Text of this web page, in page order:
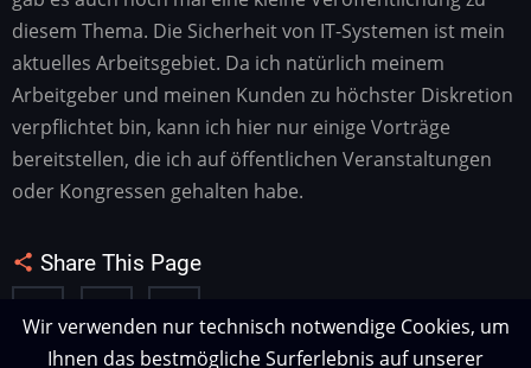
diesem Thema. Die Sicherheit von IT-Systemen ist mein
aktuelles Arbeitsgebiet. Da ich natürlich meinem
Arbeitgeber und meinen Kunden zu höchster Diskretion
verpflichtet bin, kann ich hier nur einige Vorträge
bereitstellen, die ich auf öffentlichen Veranstaltungen
oder Kongressen gehalten habe.
Share This Page
Wir verwenden nur technisch notwendige Cookies, um
Ihnen das bestmögliche Surferlebnis auf unserer